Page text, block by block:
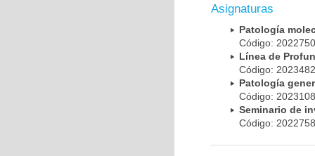
Asignaturas
Patología
Código:
Línea de
Código:
Patología
Código:
Seminario de
Código: